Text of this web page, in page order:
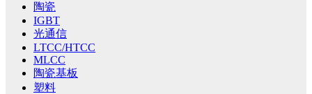
陶瓷
IGBT
光通信
LTCC/HTCC
MLCC
陶瓷基板
塑料